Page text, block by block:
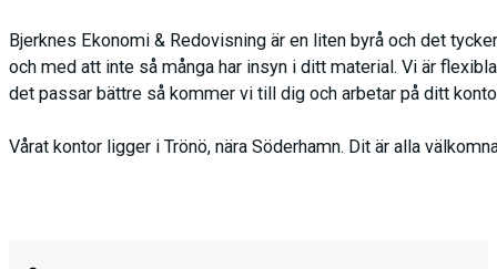
Bjerknes Ekonomi & Redovisning är en liten byrå och det
och med att inte så många har insyn i ditt material. Vi är
det passar bättre så kommer vi till dig och arbetar på ditt
Vårat kontor ligger i Trönö, nära Söderhamn. Dit är alla